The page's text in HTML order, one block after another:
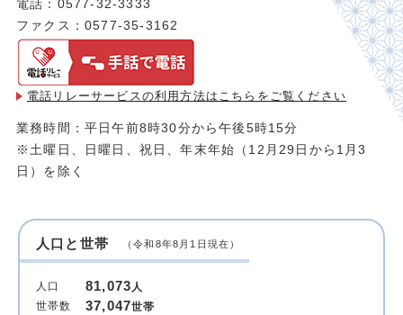
電話：0577-32-3333
ファクス：0577-35-3162
電話リレーサービスの利用方法は こちらをご覧ください
業務時間：平日午前8時30分から午後5時15分
※土曜日、日曜日、祝日、年末年始（12月29日から1月3
日）を除く
人口と世帯 （令和8年8月1日現在）
人口 81,073人
世帯数
37,047世帯